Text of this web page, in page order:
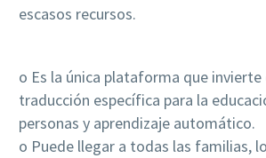
escasos recursos.
o Es la única plataforma que invierte
traducción específica para la
personas y aprendizaje automático.
o Puede llegar a todas las familias,